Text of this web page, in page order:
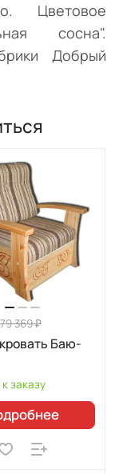
Цветовое
сосна".
Добрый
79 369 ₽
Баю-
заказу